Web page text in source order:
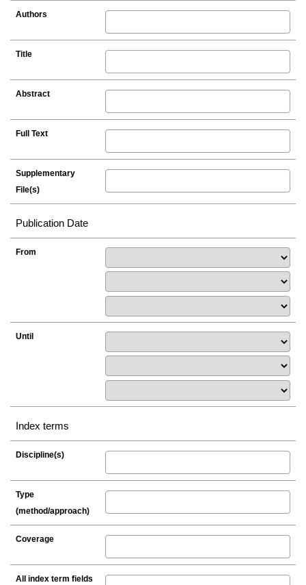
Authors
Title
Abstract
Full Text
Supplementary
File(s)
Publication Date
From
Until
Index terms
Discipline(s)
Type
(method/approach)
Coverage
All index term fields